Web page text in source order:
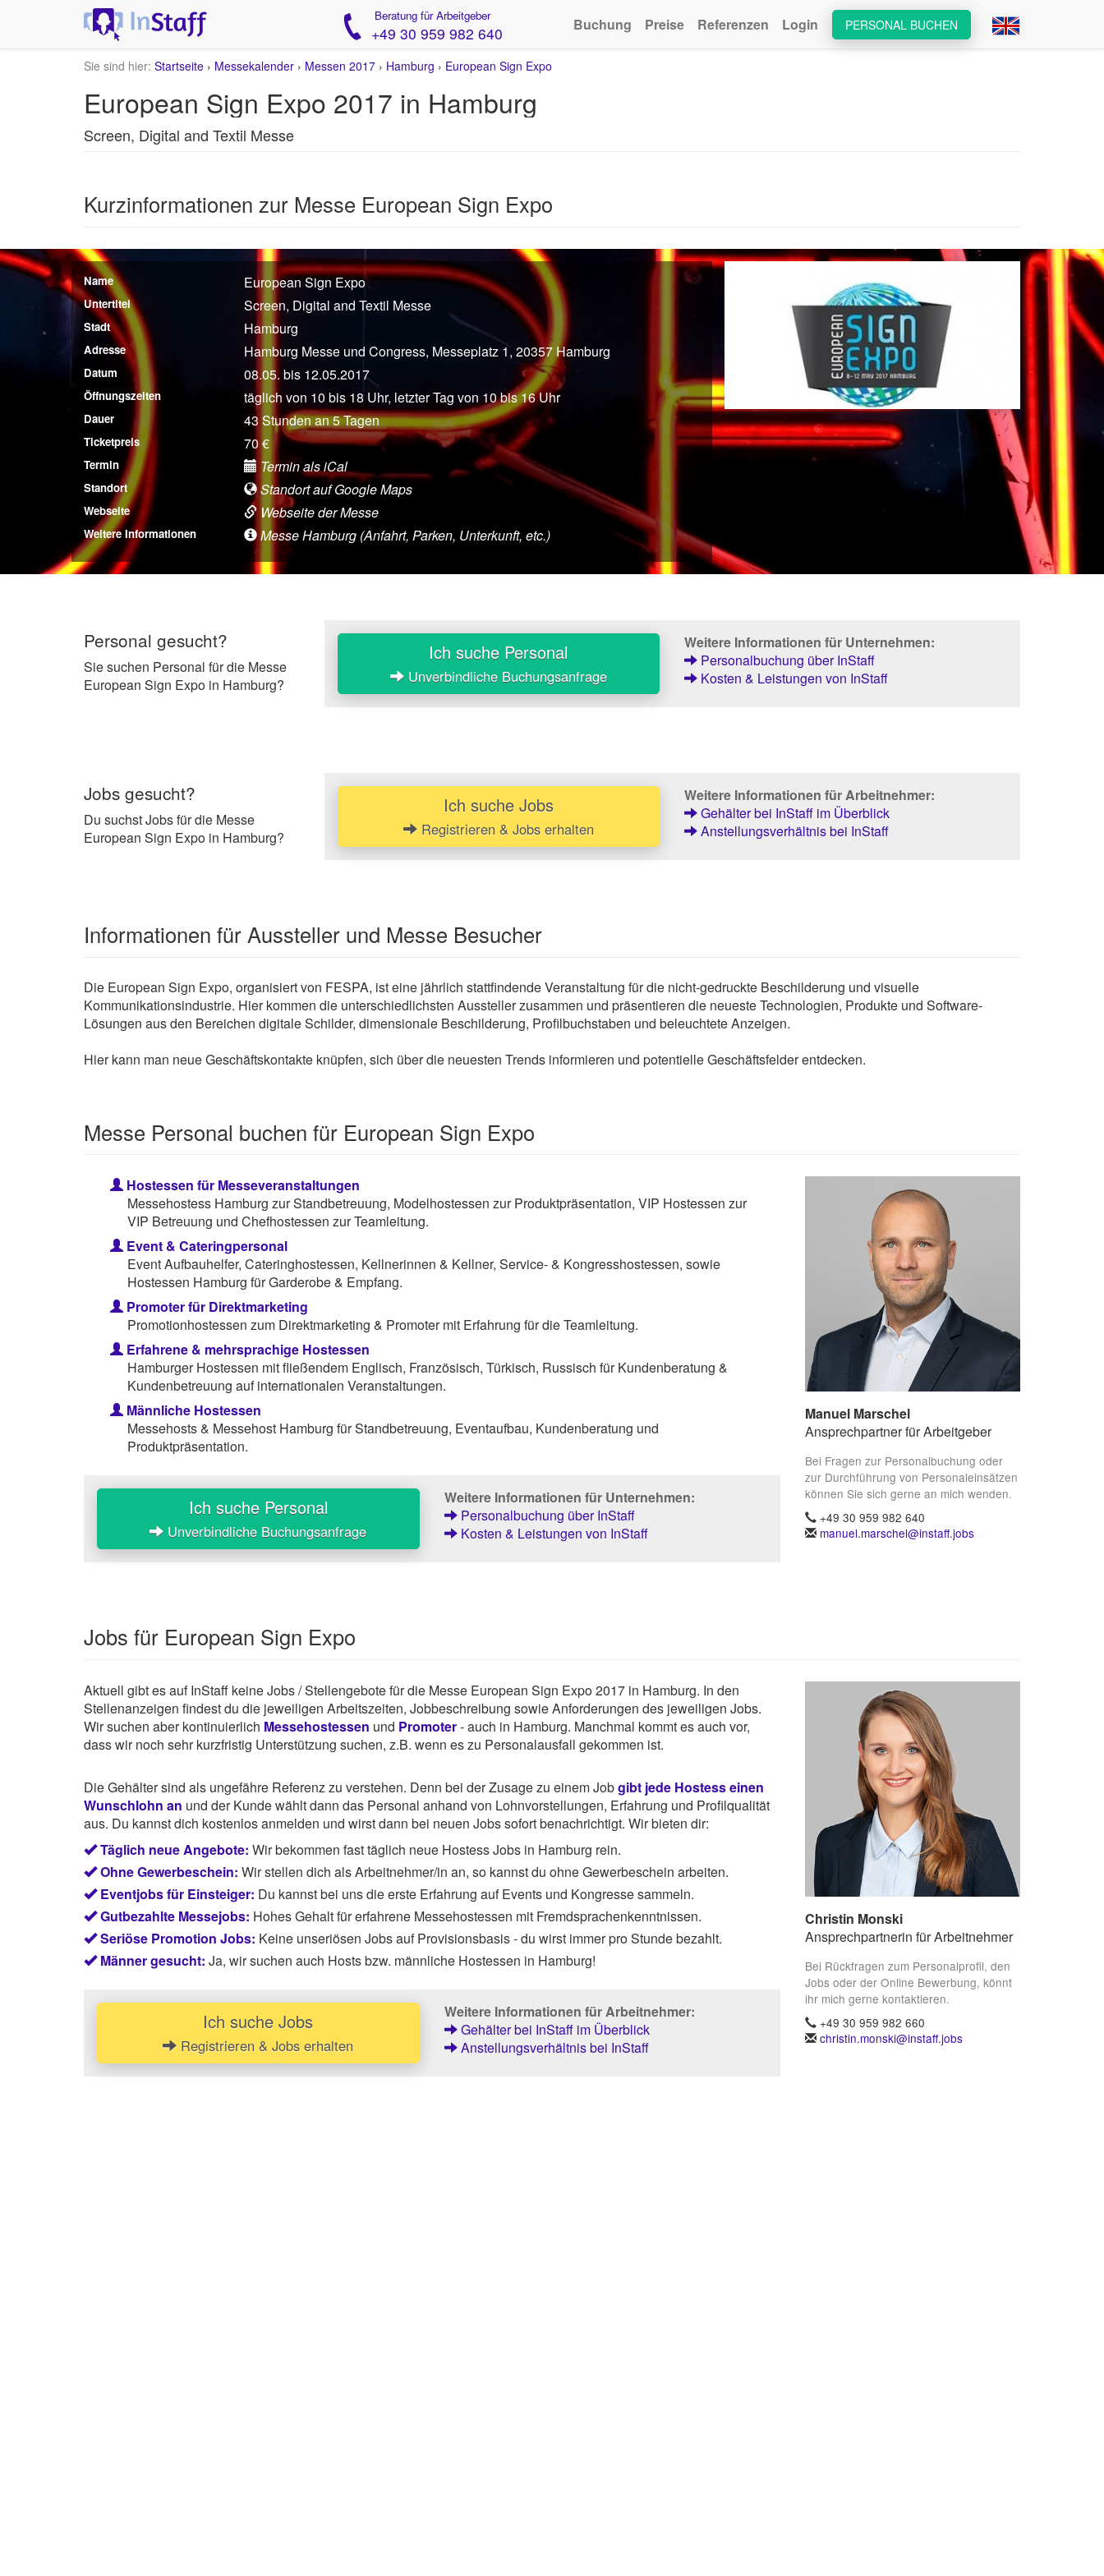
Beratung für Arbeitgeber
+49 30 959 982 640 PERSONAL BUCHEN
Buchung Preise Referenzen Login
Sie sind hier: Startseite › Messekalender › Messen 2017 › Hamburg › European Sign Expo
European Sign Expo 2017 in Hamburg
Screen, Digital and Textil Messe
Kurzinformationen zur Messe European Sign Expo
Name European Sign Expo
Untertitel Screen, Digital and Textil Messe
Stadt Hamburg
Adresse Hamburg Messe und Congress, Messeplatz 1, 20357 Hamburg
Datum 08.05. bis 12.05.2017
Öffnungszeiten täglich von 10 bis 18 Uhr, letzter Tag von 10 bis 16 Uhr
Dauer 43 Stunden an 5 Tagen
Ticketpreis 70 €
Termin Termin als iCal
Standort Standort auf Google Maps
Webseite Webseite der Messe
Weitere Informationen Messe Hamburg (Anfahrt, Parken, Unterkunft, etc.)
Personal gesucht?
Sie suchen Personal für die Messe
European Sign Expo in Hamburg?
Ich suche Personal
Unverbindliche Buchungsanfrage
Weitere Informationen für Unternehmen:
Personalbuchung über InStaff
Kosten & Leistungen von InStaff
Jobs gesucht?
Du suchst Jobs für die Messe
European Sign Expo in Hamburg?
Ich suche Jobs
Registrieren & Jobs erhalten
Weitere Informationen für Arbeitnehmer:
Gehälter bei InStaff im Überblick
Anstellungsverhältnis bei InStaff
Informationen für Aussteller und Messe Besucher
Die European Sign Expo, organisiert von FESPA, ist eine jährlich stattfindende Veranstaltung für die nicht-gedruckte Beschilderung und visuelle
Kommunikationsindustrie. Hier kommen die unterschiedlichsten Aussteller zusammen und präsentieren die neueste Technologien, Produkte und Software-
Lösungen aus den Bereichen digitale Schilder, dimensionale Beschilderung, Profilbuchstaben und beleuchtete Anzeigen.
Hier kann man neue Geschäftskontakte knüpfen, sich über die neuesten Trends informieren und potentielle Geschäftsfelder entdecken.
Messe Personal buchen für European Sign Expo
Hostessen für Messeveranstaltungen
Messehostess Hamburg zur Standbetreuung, Modelhostessen zur Produktpräsentation, VIP Hostessen zur
VIP Betreuung und Chefhostessen zur Teamleitung.
Event & Cateringpersonal
Event Aufbauhelfer, Cateringhostessen, Kellnerinnen & Kellner, Service- & Kongresshostessen, sowie
Hostessen Hamburg für Garderobe & Empfang.
Promoter für Direktmarketing
Promotionhostessen zum Direktmarketing & Promoter mit Erfahrung für die Teamleitung.
Erfahrene & mehrsprachige Hostessen
Hamburger Hostessen mit fließendem Englisch, Französisch, Türkisch, Russisch für Kundenberatung &
Kundenbetreuung auf internationalen Veranstaltungen.
Männliche Hostessen
Messehosts & Messehost Hamburg für Standbetreuung, Eventaufbau, Kundenberatung und
Produktpräsentation.
Ich suche Personal
Unverbindliche Buchungsanfrage
Weitere Informationen für Unternehmen:
Personalbuchung über InStaff
Kosten & Leistungen von InStaff
Manuel Marschel
Ansprechpartner für Arbeitgeber
Bei Fragen zur Personalbuchung oder
zur Durchführung von Personaleinsätzen
können Sie sich gerne an mich wenden.
+49 30 959 982 640
manuel.marschel@instaff.jobs
Jobs für European Sign Expo
Aktuell gibt es auf InStaff keine Jobs / Stellengebote für die Messe European Sign Expo 2017 in Hamburg. In den
Stellenanzeigen findest du die jeweiligen Arbeitszeiten, Jobbeschreibung sowie Anforderungen des jeweiligen Jobs.
Wir suchen aber kontinuierlich Messehostessen und Promoter- auch in Hamburg. Manchmal kommt es auch vor,
dass wir noch sehr kurzfristig Unterstützung suchen, z.B. wenn es zu Personalausfall gekommen ist.
Die Gehälter sind als ungefähre Referenz zu verstehen. Denn bei der Zusage zu einem Jobgibt jede Hostess einen
Wunschlohn an und der Kunde wählt dann das Personal anhand von Lohnvorstellungen, Erfahrung und Profilqualität
aus. Du kannst dich kostenlos anmelden und wirst dann bei neuen Jobs sofort benachrichtigt. Wir bieten dir:
Täglich neue Angebote: Wir bekommen fast täglich neue Hostess Jobs in Hamburg rein.
Ohne Gewerbeschein: Wir stellen dich als Arbeitnehmer/in an, so kannst du ohne Gewerbeschein arbeiten.
Eventjobs für Einsteiger: Du kannst bei uns die erste Erfahrung auf Events und Kongresse sammeln.
Gutbezahlte Messejobs: Hohes Gehalt für erfahrene Messehostessen mit Fremdsprachenkenntnissen.
Seriöse Promotion Jobs: Keine unseriösen Jobs auf Provisionsbasis - du wirst immer pro Stunde bezahlt.
Männer gesucht: Ja, wir suchen auch Hosts bzw. männliche Hostessen in Hamburg!
Ich suche Jobs
Registrieren & Jobs erhalten
Weitere Informationen für Arbeitnehmer:
Gehälter bei InStaff im Überblick
Anstellungsverhältnis bei InStaff
Christin Monski
Ansprechpartnerin für Arbeitnehmer
Bei Rückfragen zum Personalprofil, den
Jobs oder der Online Bewerbung, könnt
ihr mich gerne kontaktieren.
+49 30 959 982 660
christin.monski@instaff.jobs